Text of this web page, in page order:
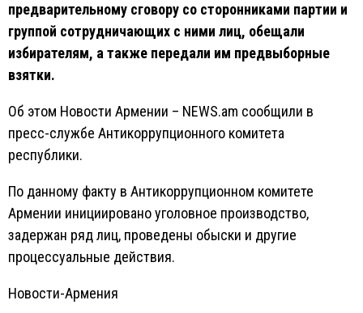
предварительному сговору со сторонниками партии и
группой сотрудничающих с ними лиц, обещали
избирателям, а также передали им предвыборные
взятки.
Об этом Новости Армении – NEWS.am сообщили в
пресс-службе Антикоррупционного комитета
республики.
По данному факту в Антикоррупционном комитете
Армении инициировано уголовное производство,
задержан ряд лиц, проведены обыски и другие
процессуальные действия.
Новости-Армения